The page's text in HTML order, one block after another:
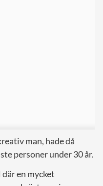
man, hade då
personer under 30 år.
en mycket